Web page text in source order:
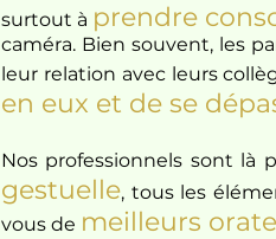
surtout à prendre
caméra. Bien souvent, les
leur relation avec leurs
en eux et de se
Nos professionnels sont là
gestuelle, tous les
vous de meilleurs